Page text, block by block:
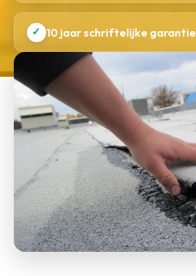
✓ 10 jaar schriftelijke garantie